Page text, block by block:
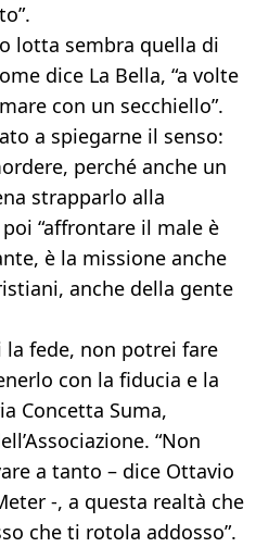
lotta sembra quella di
dice La Bella, “a volte
con un secchiello”.
a spiegarne il senso:
perché anche un
strapparlo alla
“affrontare il male è
è la missione anche
anche della gente
la fede, non potrei fare
con la fiducia e la
Concetta Suma,
“Non
a tanto – dice Ottavio
-, a questa realtà che
che ti rotola addosso”.